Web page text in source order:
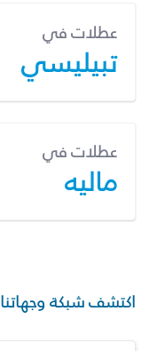
عطلات في
تبيليسي
عطلات في
ماليه
اكتشف شبكة وجهاتنا